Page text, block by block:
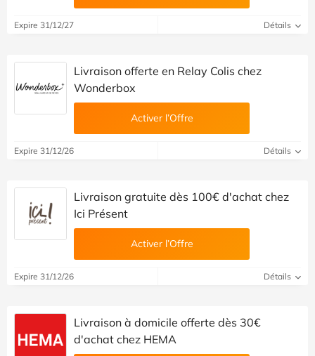
Expire 31/12/27 Détails
Livraison offerte en Relay Colis chez
Wonderbox
Activer l’Offre
Expire 31/12/26 Détails
Livraison gratuite dès 100€ d'achat chez
Ici Présent
Activer l’Offre
Expire 31/12/26 Détails
Livraison à domicile offerte dès 30€
d'achat chez HEMA